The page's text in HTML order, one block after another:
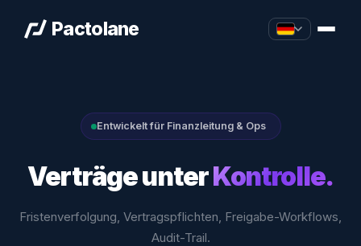
Pactolane
Entwickelt für Finanzleitung & Ops
Verträge unterKontrolle.
Fristenverfolgung, Vertragspflichten, Freigabe-Workflows,
Audit-Trail.